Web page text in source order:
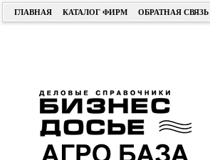
ГЛАВНАЯ КАТАЛОГ ФИРМ ОБРАТНАЯ СВЯЗЬ